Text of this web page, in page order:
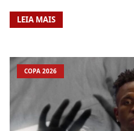
LEIA MAIS
COPA 2026